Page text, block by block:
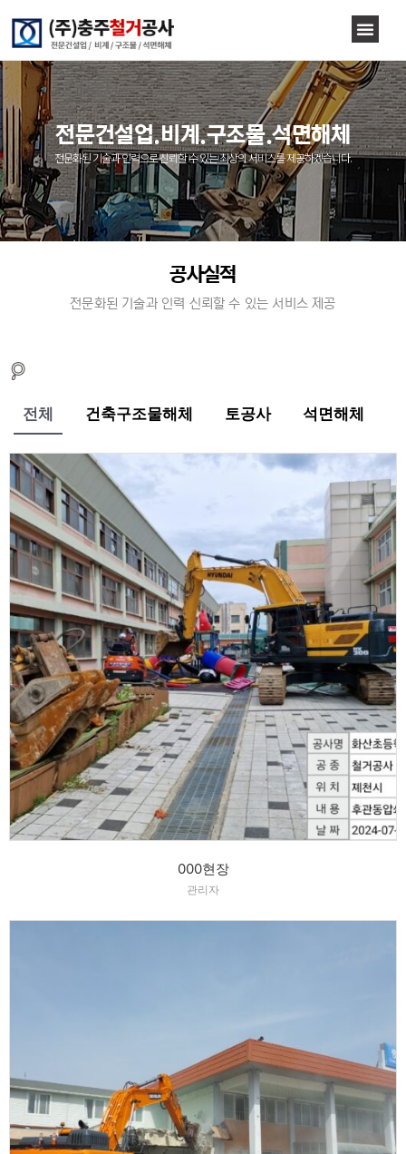
전문건설업.비계.구조물.석면해체
전문화된 기술과 인력으로 신뢰할 수 있는 최상의 서비스를 제공하겠습니다.
공사실적
전문화된 기술과 인력 신뢰할 수 있는 서비스 제공
전체 건축구조물해체 토공사 석면해체
000현장
관리자